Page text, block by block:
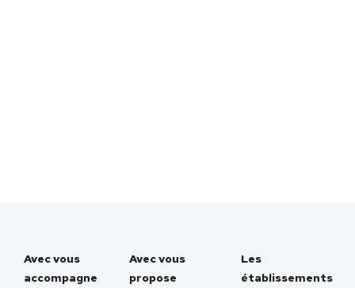
Avec vous
accompagne
Avec vous
propose
Les
établissements